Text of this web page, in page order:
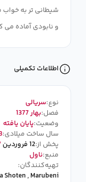
شیطانی تر به خواب
و نابودی آماده می
اطلاعات تکمیلی
نوع:سریالی
فصل:بهار 1377
وضعیت:پایان یافته
سال ساخت میلادی:
پخش از:12 فروردین
منبع:ناول
تهیه‌کنندگان:
Shoten,Marubeni